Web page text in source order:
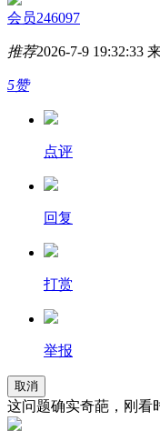
会员246097
推荐2026-7-9 19:32:33
5赞
点评
回复
打赏
举报
取消
这问题确实奇葩，刚看